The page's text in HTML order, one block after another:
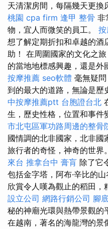
天清潔房間，每隔幾天更換
桃園 cpa firm 逢甲 整骨 非
物，宜人而微笑的員工。
想了解定期折扣和卓越的酒
助！ 在周圍國家的文化之
的當地地標感興趣，還是外
按摩推薦 seo軟體 毫無疑
到的最大的道路，無論是歷
中按摩推薦ptt 台胞證台北
生，歷史性格，位置和事件
市北屯區軍功路周邊的整骨
國情調的北非國家，北非國
旅行者的奇怪，神奇的世界
來台 推拿台中 膏肓 除了它
包括金字塔，阿布·辛比的
欣賞令人嘆為觀止的稻田，
設立公司 網路行銷公司 腳
秘的神廟光環與熱帶景觀的
在越南，著名的海龍灣的景